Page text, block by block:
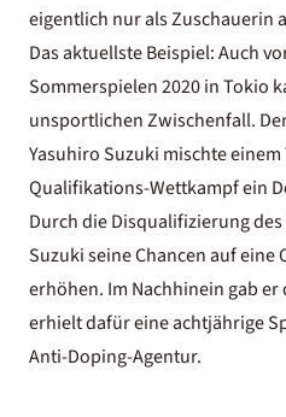
eigentlich nur als Zuschauerin
Das aktuellste Beispiel: Auch
Sommerspielen 2020 in Tokio
unsportlichen Zwischenfall.
Yasuhiro Suzuki mischte
Qualifikations-Wettkampf ein
Durch die Disqualifizierung
Suzuki seine Chancen auf
erhöhen. Im Nachhinein gab
erhielt dafür eine achtjährige
Anti-Doping-Agentur.